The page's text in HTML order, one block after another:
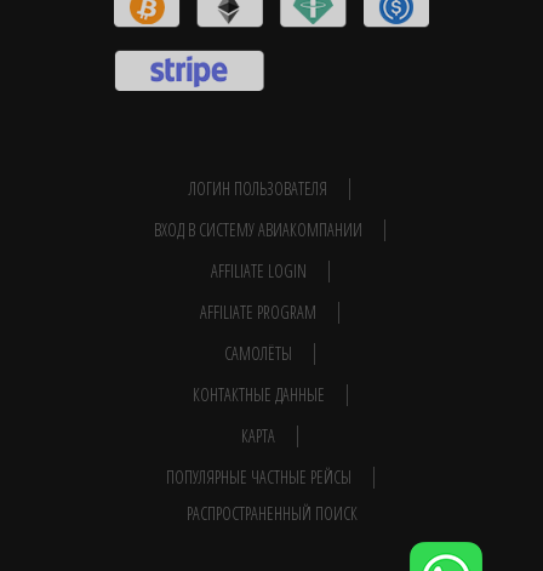
ЛОГИН ПОЛЬЗОВАТЕЛЯ
ВХОД В СИСТЕМУ АВИАКОМПАНИИ
AFFILIATE LOGIN
AFFILIATE PROGRAM
САМОЛЁТЫ
КОНТАКТНЫЕ ДАННЫЕ
КАРТА
ПОПУЛЯРНЫЕ ЧАСТНЫЕ РЕЙСЫ
РАСПРОСТРАНЕННЫЙ ПОИСК